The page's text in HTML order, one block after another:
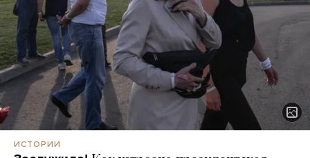
ИСТОРИИ